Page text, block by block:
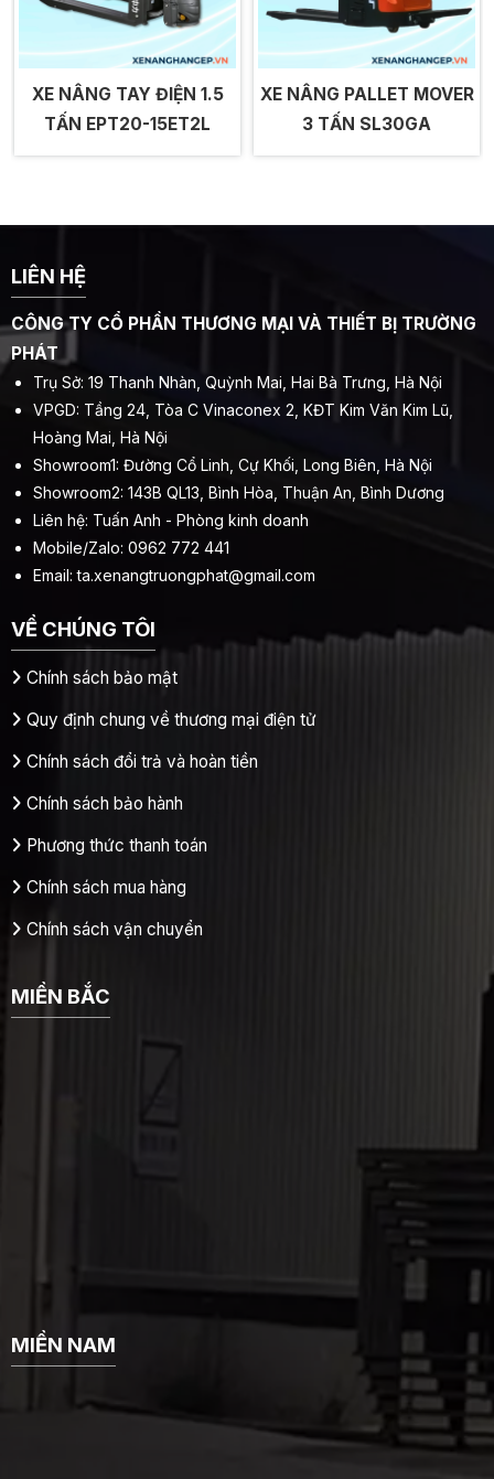
XE NÂNG TAY ĐIỆN 1.5
TẤN EPT20-15ET2L
XE NÂNG PALLET MOVER
3 TẤN SL30GA
LIÊN HỆ
CÔNG TY CỔ PHẦN THƯƠNG MẠI VÀ THIẾT BỊ TRƯỜNG
PHÁT
Trụ Sở: 19 Thanh Nhàn, Quỳnh Mai, Hai Bà Trưng, Hà Nội
VPGD: Tầng 24, Tòa C Vinaconex 2, KĐT Kim Văn Kim Lũ,
Hoàng Mai, Hà Nội
Showroom1: Đường Cổ Linh, Cự Khối, Long Biên, Hà Nội
Showroom2: 143B QL13, Bình Hòa, Thuận An, Bình Dương
Liên hệ: Tuấn Anh - Phòng kinh doanh
Mobile/Zalo: 0962 772 441
Email:ta.xenangtruongphat@gmail.com
VỀ CHÚNG TÔI
Chính sách bảo mật
Quy định chung về thương mại điện tử
Chính sách đổi trả và hoàn tiền
Chính sách bảo hành
Phương thức thanh toán
Chính sách mua hàng
Chính sách vận chuyển
MIỀN BẮC
MIỀN NAM